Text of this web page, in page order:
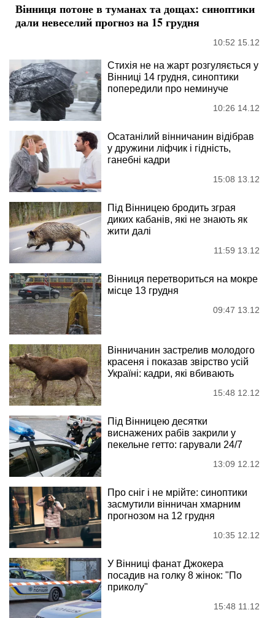
Вінниця потоне в туманах та дощах: синоптики
дали невеселий прогноз на 15 грудня
10:52 15.12
Стихія не на жарт розгуляється у
Вінниці 14 грудня, синоптики
попередили про неминуче
10:26 14.12
Осатанілий вінничанин відібрав
у дружини ліфчик і гідність,
ганебні кадри
15:08 13.12
Під Вінницею бродить зграя
диких кабанів, які не знають як
жити далі
11:59 13.12
Вінниця перетвориться на мокре
місце 13 грудня
09:47 13.12
Вінничанин застрелив молодого
красеня і показав звірство усій
Україні: кадри, які вбивають
15:48 12.12
Під Вінницею десятки
виснажених рабів закрили у
пекельне гетто: гарували 24/7
13:09 12.12
Про сніг і не мрійте: синоптики
засмутили вінничан хмарним
прогнозом на 12 грудня
10:35 12.12
У Вінниці фанат Джокера
посадив на голку 8 жінок: "По
приколу"
15:48 11.12